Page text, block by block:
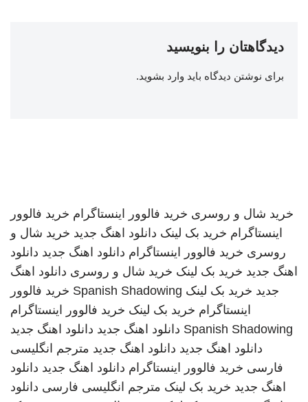
دیدگاهتان را بنویسید
برای نوشتن دیدگاه باید وارد بشوید.
خرید شال و روسری خرید فالوور اینستاگرام خرید فالوور
اینستاگرام خرید بک لینک دانلود اهنگ جدید خرید شال و
روسری خرید فالوور اینستاگرام دانلود اهنگ جدید دانلود
اهنگ جدید خرید بک لینک خرید شال و روسری دانلود اهنگ
جدید خرید بک لینک Spanish Shadowing خرید فالوور
اینستاگرام خرید بک لینک خرید فالوور اینستاگرام
Spanish Shadowing دانلود اهنگ جدید دانلود اهنگ جدید
دانلود اهنگ جدید دانلود اهنگ جدید مترجم انگلیسی
فارسی خرید فالوور اینستاگرام دانلود اهنگ جدید دانلود
اهنگ جدید خرید بک لینک مترجم انگلیسی فارسی دانلود